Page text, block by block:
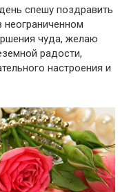
спешу поздравить
чуда, желаю
радости,
настроения и